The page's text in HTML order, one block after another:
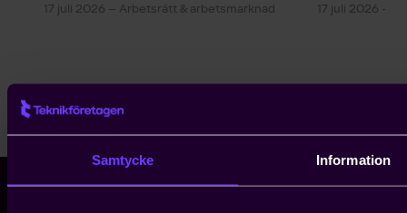
Samtycke Information
17 juli 2026 – Arbetsrätt & arbetsmarknad 17 juli 2026 –